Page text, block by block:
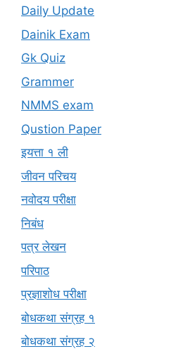
Daily Update
Dainik Exam
Gk Quiz
Grammer
NMMS exam
Qustion Paper
इयत्ता १ ली
जीवन परिचय
नवोदय परीक्षा
निबंध
पत्र लेखन
परिपाठ
प्रज्ञाशोध परीक्षा
बोधकथा संग्रह १
बोधकथा संग्रह २